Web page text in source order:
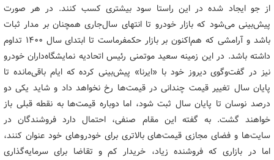
از جو ایجاد شده در این راستا سود بیشتری کسب کنند. در هر صورت
پیش‌بینی می‌شود که بازار خودرو تا انتهای سال‌جاری همچنان بر مدار ثبات
باشد و آرامشی که هم‌اکنون بر بازار حکمفرماست تا ابتدای سال ۱۴۰۰ تداوم
داشته باشد. در این زمینه سعید موتمنی رئیس اتحادیه نمایشگاه‌داران خودرو
نیز در گفت‌وگوی دیروز خود با «ایرنا» پیش‌بینی کرده که ایام باقی‌مانده تا
پایان سال تغییر قیمت چندانی در قیمت‌ها رخ نخواهد داد و شاید یکی دو
درصد نوسان تا پایان سال ثبت شود، اما دوباره قیمت‌ها به نقطه قبلی باز
خواهند گشت. به گفته این مقام صنفی، احتمال دارد فروشندگان در
سایت‌ها و فضای مجازی قیمت‌های بالاتری برای خودروهای خود عنوان کنند،
اما در بازاری که فروشنده زیاد، خریدار کم و تقاضا برای سرمایه‌گذاری